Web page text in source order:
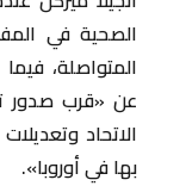
الصحية في
المتواصلة،
عن «قرب صدور
الاتحاد
بها في أوروبا».